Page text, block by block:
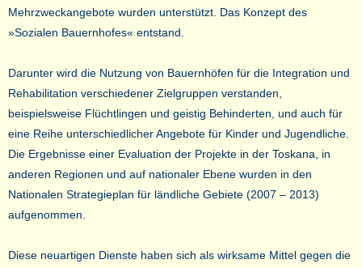
Mehrzweckangebote wurden unterstützt. Das Konzept des
»Sozialen Bauernhofes« entstand.
Darunter wird die Nutzung von Bauernhöfen für die Integration und
Rehabilitation verschiedener Zielgruppen verstanden,
beispielsweise Flüchtlingen und geistig Behinderten, und auch für
eine Reihe unterschiedlicher Angebote für Kinder und Jugendliche.
Die Ergebnisse einer Evaluation der Projekte in der Toskana, in
anderen Regionen und auf nationaler Ebene wurden in den
Nationalen Strategieplan für ländliche Gebiete (2007 – 2013)
aufgenommen.
Diese neuartigen Dienste haben sich als wirksame Mittel gegen die